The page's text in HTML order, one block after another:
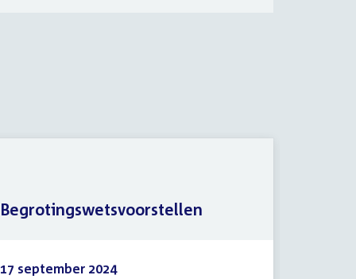
17 september 2024
Begrotingswetsvoorstellen